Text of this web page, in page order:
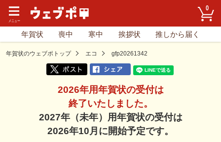
0
年賀状 喪中 寒中 挨拶状 推しから届く
年賀状のウェブポトップ エコ gfp20261342
2026年用年賀状の受付は
終了いたしました。
2027年（未年）用年賀状の受付は
2026年10月に開始予定です。